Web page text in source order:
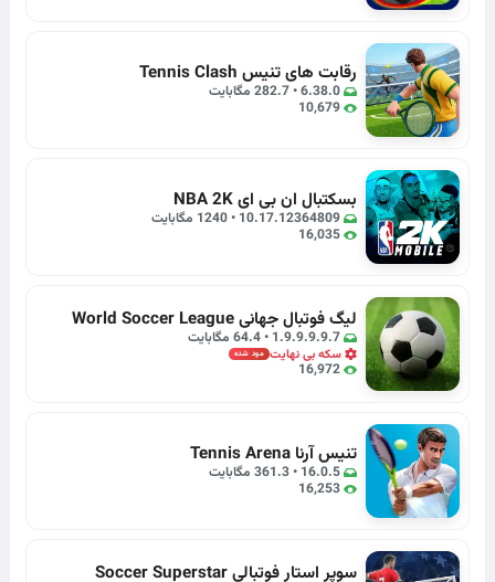
رقابت های تنیس Tennis Clash
6.38.0 • 282.7 مگابایت
10,679
بسکتبال ان بی ای NBA 2K
10.17.12364809 • 1240 مگابایت
16,035
لیگ فوتبال جهانی World Soccer League
1.9.9.9.9.7 • 64.4 مگابایت
سکه بی نهایت مود شده
16,972
تنیس آرنا Tennis Arena
16.0.5 • 361.3 مگابایت
16,253
سوپر استار فوتبالی Soccer Superstar